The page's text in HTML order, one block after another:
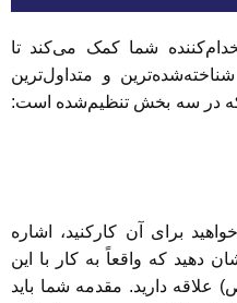
شما کمک می‌کند تا
و متداول‌ترین
که در سه بخش تنظیم‌شده است:
برای آن کارکنید، اشاره
دهید که واقعاً به کار با این
دارید. مقدمه شما باید